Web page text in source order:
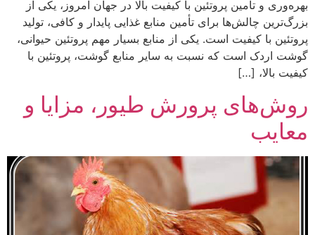
بهره‌وری و تأمین پروتئین با کیفیت بالا در جهان امروز، یکی از
بزرگ‌ترین چالش‌ها برای تأمین منابع غذایی پایدار و کافی، تولید
پروتئین با کیفیت است. یکی از منابع بسیار مهم پروتئین حیوانی،
گوشت اردک است که نسبت به سایر منابع گوشت، پروتئین با
کیفیت بالا، […]
روش‌های پرورش طیور، مزایا و
معایب